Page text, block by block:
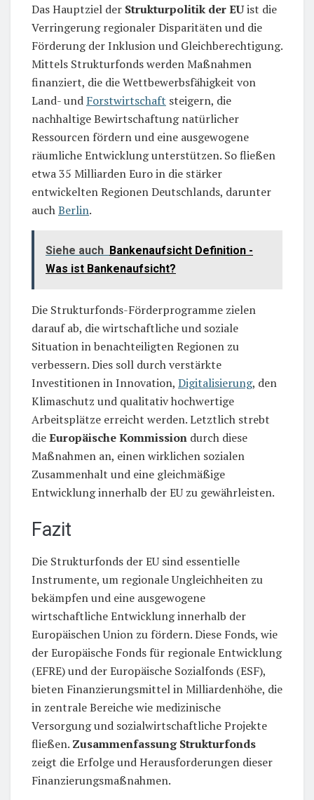
Das Hauptziel der Strukturpolitik der EUist die
Verringerung regionaler Disparitäten und die
Förderung der Inklusion und Gleichberechtigung.
Mittels Strukturfonds werden Maßnahmen
finanziert, die die Wettbewerbsfähigkeit von
Land- und Forstwirtschaft steigern, die
nachhaltige Bewirtschaftung natürlicher
Ressourcen fördern und eine ausgewogene
räumliche Entwicklung unterstützen. So fließen
etwa 35 Milliarden Euro in die stärker
entwickelten Regionen Deutschlands, darunter
auchBerlin.
Siehe auch Bankenaufsicht Definition -
Was ist Bankenaufsicht?
Die Strukturfonds-Förderprogramme zielen
darauf ab, die wirtschaftliche und soziale
Situation in benachteiligten Regionen zu
verbessern. Dies soll durch verstärkte
Investitionen in Innovation, Digitalisierung, den
Klimaschutz und qualitativ hochwertige
Arbeitsplätze erreicht werden. Letztlich strebt
dieEuropäische Kommission durch diese
Maßnahmen an, einen wirklichen sozialen
Zusammenhalt und eine gleichmäßige
Entwicklung innerhalb der EU zu gewährleisten.
Fazit
Die Strukturfonds der EU sind essentielle
Instrumente, um regionale Ungleichheiten zu
bekämpfen und eine ausgewogene
wirtschaftliche Entwicklung innerhalb der
Europäischen Union zu fördern. Diese Fonds, wie
der Europäische Fonds für regionale Entwicklung
(EFRE) und der Europäische Sozialfonds (ESF),
bieten Finanzierungsmittel in Milliardenhöhe, die
in zentrale Bereiche wie medizinische
Versorgung und sozialwirtschaftliche Projekte
fließen. Zusammenfassung Strukturfonds
zeigt die Erfolge und Herausforderungen dieser
Finanzierungsmaßnahmen.